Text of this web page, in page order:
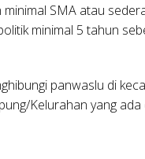
SMA atau
minimal 5 tahun
panwaslu di
Kelurahan yang